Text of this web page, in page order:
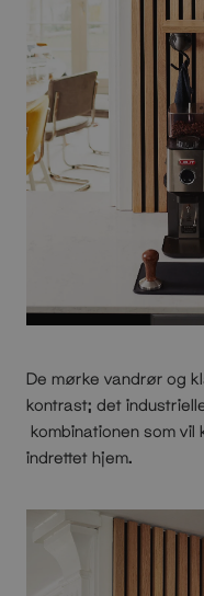
De mørke vandrør og
kontrast; det
kombinationen som vil
indrettet hjem.